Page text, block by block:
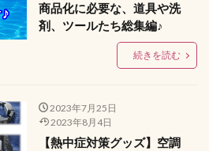
商品化に必要な、道具や洗
剤、ツールたち総集編♪
続きを読む
2023年7月25日
2023年8月4日
【熱中症対策グッズ】空調